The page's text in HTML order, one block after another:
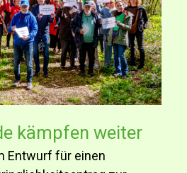
kämpfen weiter
Entwurf für einen